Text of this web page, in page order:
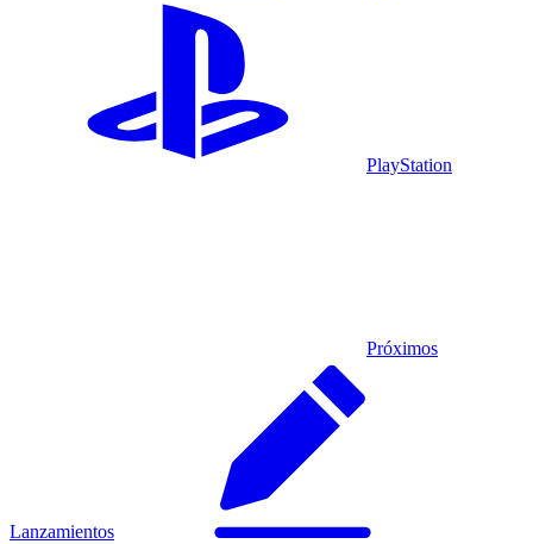
PlayStation
Próximos
Lanzamientos